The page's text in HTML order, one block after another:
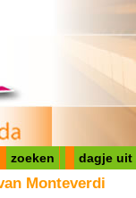
zoeken dagje uit
Monteverdi